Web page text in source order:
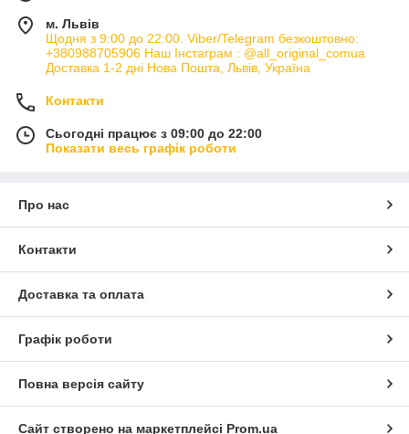
м. Львів
Щодня з 9:00 до 22:00. Viber/Telegram безкоштовно:
+380988705906 Наш Інстаграм : @all_original_comua
Доставка 1-2 дні Нова Пошта, Львів, Україна
Контакти
Сьогодні працює з 09:00 до 22:00
Показати весь графік роботи
Про нас
Контакти
Доставка та оплата
Графік роботи
Повна версія сайту
Сайт створено на маркетплейсі Prom.ua